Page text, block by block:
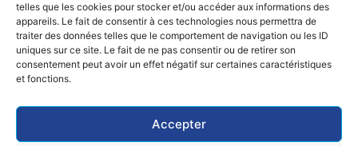
telles que les cookies pour stocker et/ou accéder aux informations des
appareils. Le fait de consentir à ces technologies nous permettra de
traiter des données telles que le comportement de navigation ou les ID
uniques sur ce site. Le fait de ne pas consentir ou de retirer son
consentement peut avoir un effet négatif sur certaines caractéristiques
et fonctions.
Accepter